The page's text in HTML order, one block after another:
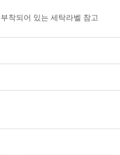
착되어 있는 세탁라벨 참고